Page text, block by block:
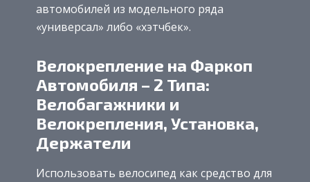
автомобилей из модельного ряда
«универсал» либо «хэтчбек».
Велокрепление на Фаркоп
Автомобиля – 2 Типа:
Велобагажники и
Велокрепления, Установка,
Держатели
Использовать велосипед как средство для